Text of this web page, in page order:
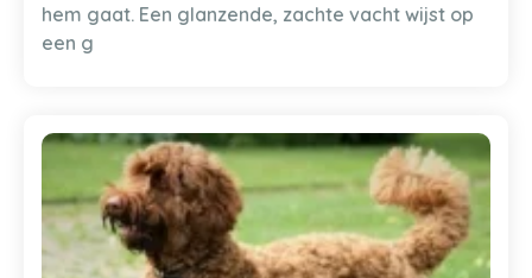
hem gaat. Een glanzende, zachte vacht wijst op
een g